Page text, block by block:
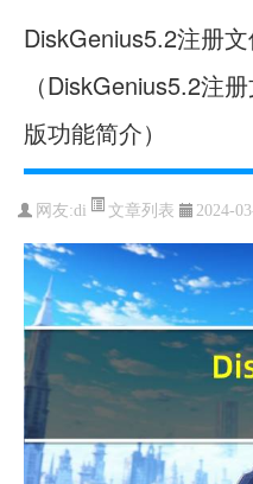
DiskGenius5.2注册
（DiskGenius5.2注
版功能简介）
网友:di 文章列表 2024-